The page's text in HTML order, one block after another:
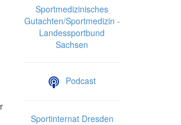
Sportmedizinisches
Gutachten/Sportmedizin -
Landessportbund
Sachsen
Podcast
Sportinternat Dresden